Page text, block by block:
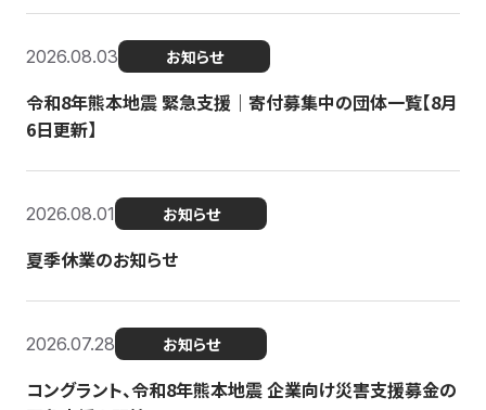
2026.08.03 お知らせ
令和8年熊本地震 緊急支援｜寄付募集中の団体一覧【8月
6日更新】
2026.08.01 お知らせ
夏季休業のお知らせ
2026.07.28 お知らせ
コングラント、令和8年熊本地震 企業向け災害支援募金の